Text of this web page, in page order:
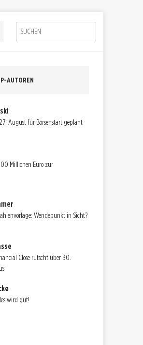
AUTOREN
August für Börsenstart geplant
Millionen Euro zur
Wendepunkt in Sicht?
Close rutscht über 30.
wird gut!